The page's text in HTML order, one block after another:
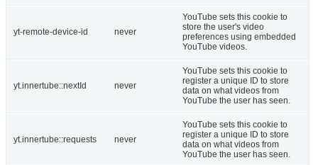
yt-remote-device-id never
YouTube sets this cookie to
store the user's video
preferences using embedded
YouTube videos.
yt.innertube::nextId never
YouTube sets this cookie to
register a unique ID to store
data on what videos from
YouTube the user has seen.
yt.innertube::requests never
YouTube sets this cookie to
register a unique ID to store
data on what videos from
YouTube the user has seen.